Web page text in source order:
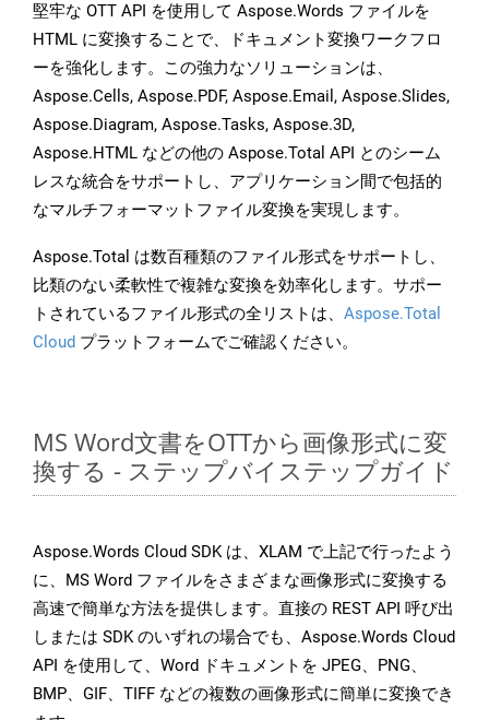
堅牢な OTT API を使用して Aspose.Words ファイルを
HTML に変換することで、ドキュメント変換ワークフロ
ーを強化します。この強力なソリューションは、
Aspose.Cells, Aspose.PDF, Aspose.Email, Aspose.Slides,
Aspose.Diagram, Aspose.Tasks, Aspose.3D,
Aspose.HTML などの他の Aspose.Total API とのシーム
レスな統合をサポートし、アプリケーション間で包括的
なマルチフォーマットファイル変換を実現します。
Aspose.Total は数百種類のファイル形式をサポートし、
比類のない柔軟性で複雑な変換を効率化します。サポー
トされているファイル形式の全リストは、 Aspose.Total
Cloud プラットフォームでご確認ください。
MS Word文書をOTTから画像形式に変
換する - ステップバイステップガイド
Aspose.Words Cloud SDK は、XLAM で上記で行ったよう
に、MS Word ファイルをさまざまな画像形式に変換する
高速で簡単な方法を提供します。直接の REST API 呼び出
しまたは SDK のいずれの場合でも、Aspose.Words Cloud
API を使用して、Word ドキュメントを JPEG、PNG、
BMP、GIF、TIFF などの複数の画像形式に簡単に変換でき